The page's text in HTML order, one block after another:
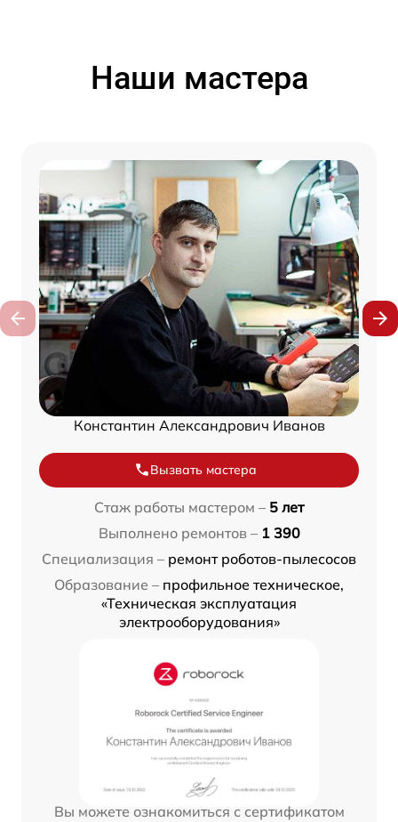
Наши мастера
Константин Александрович Иванов
Вызвать мастера
Стаж работы мастером – 5 лет
Выполнено ремонтов – 1 390
Специализация – ремонт роботов-пылесосов
Образование – профильное техническое,
«Техническая эксплуатация
электрооборудования»
Вы можете ознакомиться с сертификатом